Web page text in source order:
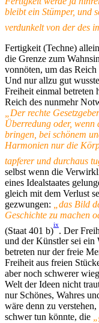
bleibt ein Stümper, und
verdunkelt von der des
Fertigkeit (Techne)
die Grenze zum
vonnöten, um das
Und nur allzu gut
Freiheit einmal betreten
Reich des nunmehr
„Der rechte
Überredung oder,
bringen, bei schönem
Harmonien nur die
tapferer und durchaus
selbst wenn die
eines Idealstaates
gleich mit dem Verlust
gezwungen:
„das Bild
Geschichte zu machen
(Staat 401 b)
ix
. Der
und der Künstler sei ein
betreten nur der freie
Freiheit aus freien
aber noch schwerer
Welt der Ideen nicht
nur Schönes, Wahres
wäre denn zu
schwer tun könnte, die